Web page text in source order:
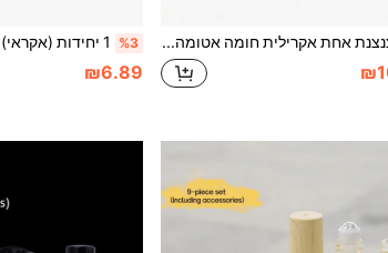
צנצנת אחת אקרילית חומה אטומה לטיולים, חומה חוסם אור, מיכל קרם נסיעות ענבר אחד למילוי חוזר, בקבוקי משאבה מיניאטוריים 15 מ"ל/30 מ"ל/50 מ"ל, בקבוק קוסמטי לטיפוח עור ואקום, בקבוק ומיכל לטיולים, מתקן קוסמטי למילוי חוזר במשאבה %3
₪6.89